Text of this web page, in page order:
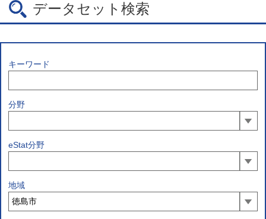
データセット検索
キーワード
分野
eStat分野
地域